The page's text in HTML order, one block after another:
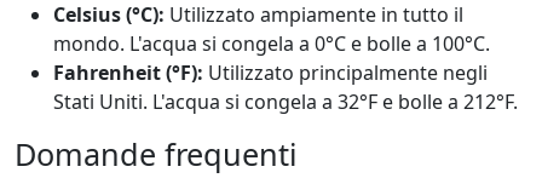
Celsius (°C): Utilizzato ampiamente in tutto il
mondo. L'acqua si congela a 0°C e bolle a 100°C.
Fahrenheit (°F): Utilizzato principalmente negli
Stati Uniti. L'acqua si congela a 32°F e bolle a 212°F.
Domande frequenti